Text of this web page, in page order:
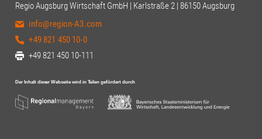
Regio Augsburg Wirtschaft GmbH | Karlstraße 2 | 86150 Augsburg
info@region-A3.com
+49 821 450 10-0
+49 821 450 10-111